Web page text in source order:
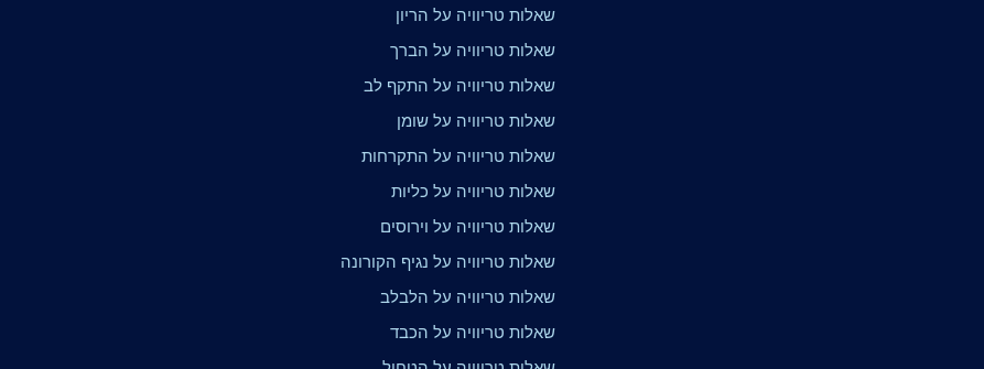
שאלות טריוויה על הריון
שאלות טריוויה על הברך
שאלות טריוויה על התקף לב
שאלות טריוויה על שומן
שאלות טריוויה על התקרחות
שאלות טריוויה על כליות
שאלות טריוויה על וירוסים
שאלות טריוויה על נגיף הקורונה
שאלות טריוויה על הלבלב
שאלות טריוויה על הכבד